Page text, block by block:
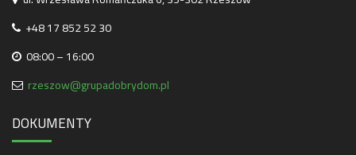
+48 17 852 52 30
08:00 – 16:00
rzeszow@grupadobrydom.pl
DOKUMENTY